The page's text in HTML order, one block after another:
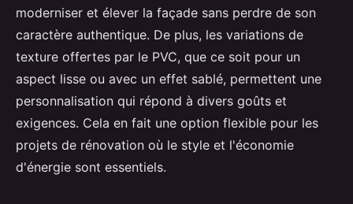
moderniser et élever la façade sans perdre de son
caractère authentique. De plus, les variations de
texture offertes par le PVC, que ce soit pour un
aspect lisse ou avec un effet sablé, permettent une
personnalisation qui répond à divers goûts et
exigences. Cela en fait une option flexible pour les
projets de rénovation où le style et l'économie
d'énergie sont essentiels.